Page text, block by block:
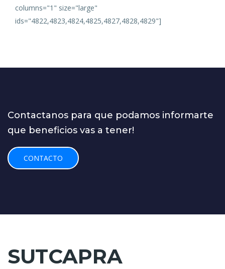
columns="1" size="large"
ids="4822,4823,4824,4825,4827,4828,4829"]
Contactanos para que podamos informarte
que beneficios vas a tener!
CONTACTO
SUTCAPRA